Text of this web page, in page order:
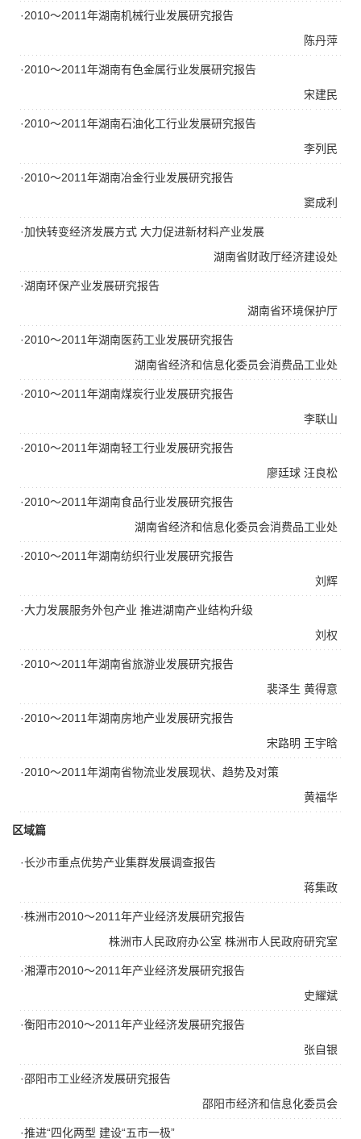
陈丹萍
·2010～2011年湖南机械行业发展研究报告
宋建民
·2010～2011年湖南有色金属行业发展研究报告
李列民
·2010～2011年湖南石油化工行业发展研究报告
窦成利
·2010～2011年湖南冶金行业发展研究报告
湖南省财政厅经济建设处
·加快转变经济发展方式 大力促进新材料产业发展
湖南省环境保护厅
·湖南环保产业发展研究报告
湖南省经济和信息化委员会消费品工业处
·2010～2011年湖南医药工业发展研究报告
李联山
·2010～2011年湖南煤炭行业发展研究报告
汪良松
廖廷球
·2010～2011年湖南轻工行业发展研究报告
湖南省经济和信息化委员会消费品工业处
·2010～2011年湖南食品行业发展研究报告
刘辉
·2010～2011年湖南纺织行业发展研究报告
刘权
·大力发展服务外包产业 推进湖南产业结构升级
黄得意
裴泽生
·2010～2011年湖南省旅游业发展研究报告
王宇晗
宋路明
·2010～2011年湖南房地产业发展研究报告
黄福华
·2010～2011年湖南省物流业发展现状、趋势及对策
区域篇
蒋集政
·长沙市重点优势产业集群发展调查报告
株洲市人民政府研究室
株洲市人民政府办公室
·株洲市2010～2011年产业经济发展研究报告
史耀斌
·湘潭市2010～2011年产业经济发展研究报告
张自银
·衡阳市2010～2011年产业经济发展研究报告
邵阳市经济和信息化委员会
·邵阳市工业经济发展研究报告
·推进“四化两型 建设“五市一极”